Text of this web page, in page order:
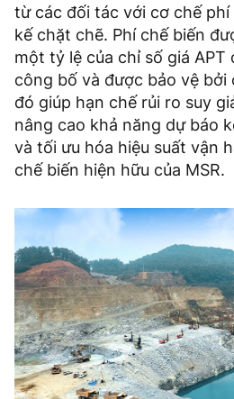
từ các đối tác với cơ chế
kế chặt chẽ. Phí chế biến
một tỷ lệ của chỉ số giá APT
công bố và được bảo vệ bởi
đó giúp hạn chế rủi ro suy
nâng cao khả năng dự báo
và tối ưu hóa hiệu suất vận
chế biến hiện hữu của MSR.